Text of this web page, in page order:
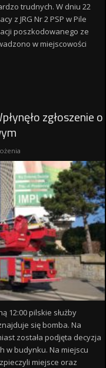
trudnych. W dniu 22
z JRG Nr 2 PSP w Pile
poszkodowanego ze
w miejscowości
zgłoszenie o
12:00 pilskie służby
się bomba. Na
została podjęta decyzja
w budynku. Na miejscu
miejsce oraz